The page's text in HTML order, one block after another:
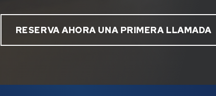
RESERVA AHORA UNA PRIMERA LLAMADA